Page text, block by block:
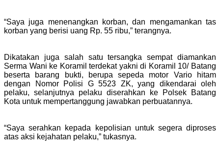
“Saya juga menenangkan korban, dan mengamankan tas
korban yang berisi uang Rp. 55 ribu,” terangnya.
Dikatakan juga salah satu tersangka sempat diamankan
Serma Wani ke Koramil terdekat yakni di Koramil 10/ Batang
beserta barang bukti, berupa sepeda motor Vario hitam
dengan Nomor Polisi G 5523 ZK, yang dikendarai oleh
pelaku, selanjutnya pelaku diserahkan ke Polsek Batang
Kota untuk mempertanggung jawabkan perbuatannya.
“Saya serahkan kepada kepolisian untuk segera diproses
atas aksi kejahatan pelaku,” tukasnya.